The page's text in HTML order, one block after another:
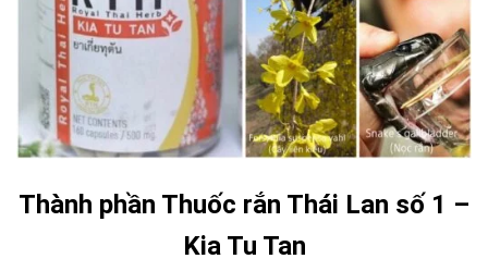
Thành phần Thuốc rắn Thái Lan số 1 –
Kia Tu Tan